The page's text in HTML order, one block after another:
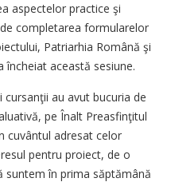
aspectelor practice şi
completarea formularelor
Patriarhia Română şi
încheiat această sesiune.
au avut bucuria de
pe Înalt Preasfinţitul
cuvântul adresat celor
pentru proiect, de o
suntem în prima săptămână